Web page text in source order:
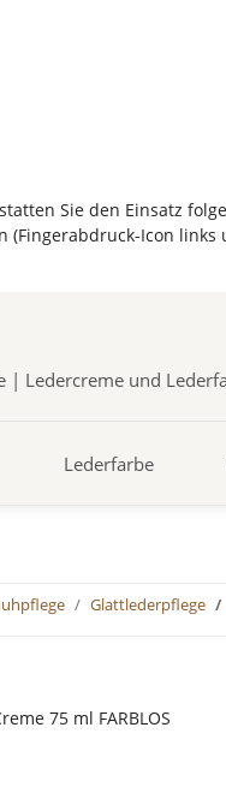
Sie den Einsatz
Icon
Lederfarbe
Glattlederpflege